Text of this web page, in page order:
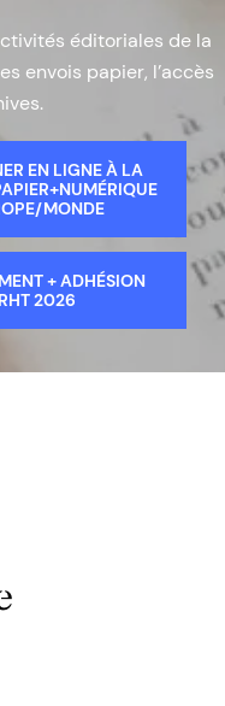
éditoriales de la
envois papier, l’accès
EN LIGNE À LA
MONDE
+ ADHÉSION
RHT 2026